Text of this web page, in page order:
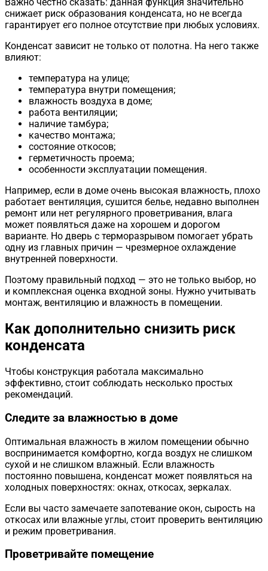
снижает риск образования конденсата, но не всегда
гарантирует его полное отсутствие при любых условиях.
Конденсат зависит не только от полотна. На него также
влияют:
температура на улице;
температура внутри помещения;
влажность воздуха в доме;
работа вентиляции;
наличие тамбура;
качество монтажа;
состояние откосов;
герметичность проема;
особенности эксплуатации помещения.
Например, если в доме очень высокая влажность, плохо
работает вентиляция, сушится белье, недавно выполнен
ремонт или нет регулярного проветривания, влага
может появляться даже на хорошем и дорогом
варианте. Но дверь с терморазрывом помогает убрать
одну из главных причин — чрезмерное охлаждение
внутренней поверхности.
Поэтому правильный подход — это не только выбор, но
и комплексная оценка входной зоны. Нужно учитывать
монтаж, вентиляцию и влажность в помещении.
Как дополнительно снизить риск
конденсата
Чтобы конструкция работала максимально
эффективно, стоит соблюдать несколько простых
рекомендаций.
Следите за влажностью в доме
Оптимальная влажность в жилом помещении обычно
воспринимается комфортно, когда воздух не слишком
сухой и не слишком влажный. Если влажность
постоянно повышена, конденсат может появляться на
холодных поверхностях: окнах, откосах, зеркалах.
Если вы часто замечаете запотевание окон, сырость на
откосах или влажные углы, стоит проверить вентиляцию
и режим проветривания.
Проветривайте помещение